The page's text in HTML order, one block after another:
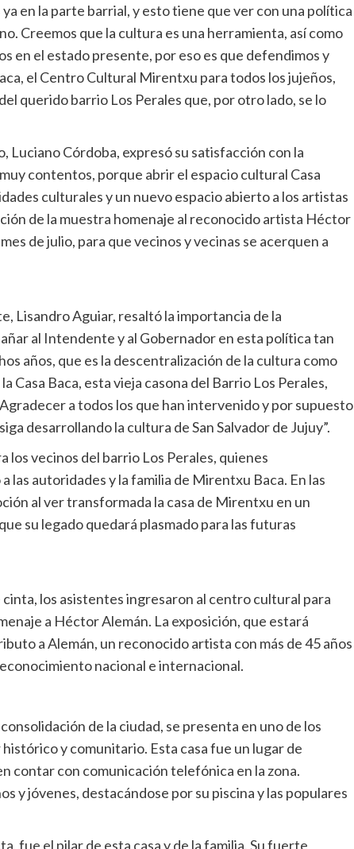
en la parte barrial, y esto tiene que ver con una política
Creemos que la cultura es una herramienta, así como
en el estado presente, por eso es que defendimos y
el Centro Cultural Mirentxu para todos los jujeños,
querido barrio Los Perales que, por otro lado, se lo
Luciano Córdoba, expresó su satisfacción con la
contentos, porque abrir el espacio cultural Casa
culturales y un nuevo espacio abierto a los artistas
de la muestra homenaje al reconocido artista Héctor
de julio, para que vecinos y vecinas se acerquen a
Lisandro Aguiar, resaltó la importancia de la
al Intendente y al Gobernador en esta política tan
años, que es la descentralización de la cultura como
Casa Baca, esta vieja casona del Barrio Los Perales,
a todos los que han intervenido y por supuesto
desarrollando la cultura de San Salvador de Jujuy”.
vecinos del barrio Los Perales, quienes
autoridades y la familia de Mirentxu Baca. En las
al ver transformada la casa de Mirentxu en un
su legado quedará plasmado para las futuras
los asistentes ingresaron al centro cultural para
a Héctor Alemán. La exposición, que estará
a Alemán, un reconocido artista con más de 45 años
nacional e internacional.
de la ciudad, se presenta en uno de los
y comunitario. Esta casa fue un lugar de
contar con comunicación telefónica en la zona.
y jóvenes, destacándose por su piscina y las populares
fue el pilar de esta casa y de la familia. Su fuerte